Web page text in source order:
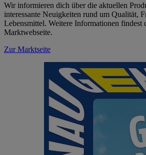
Wir informieren dich über die aktuellen
interessante Neuigkeiten rund um Qualität,
Lebensmittel. Weitere Informationen findest
Marktwebseite.
Zur Marktseite